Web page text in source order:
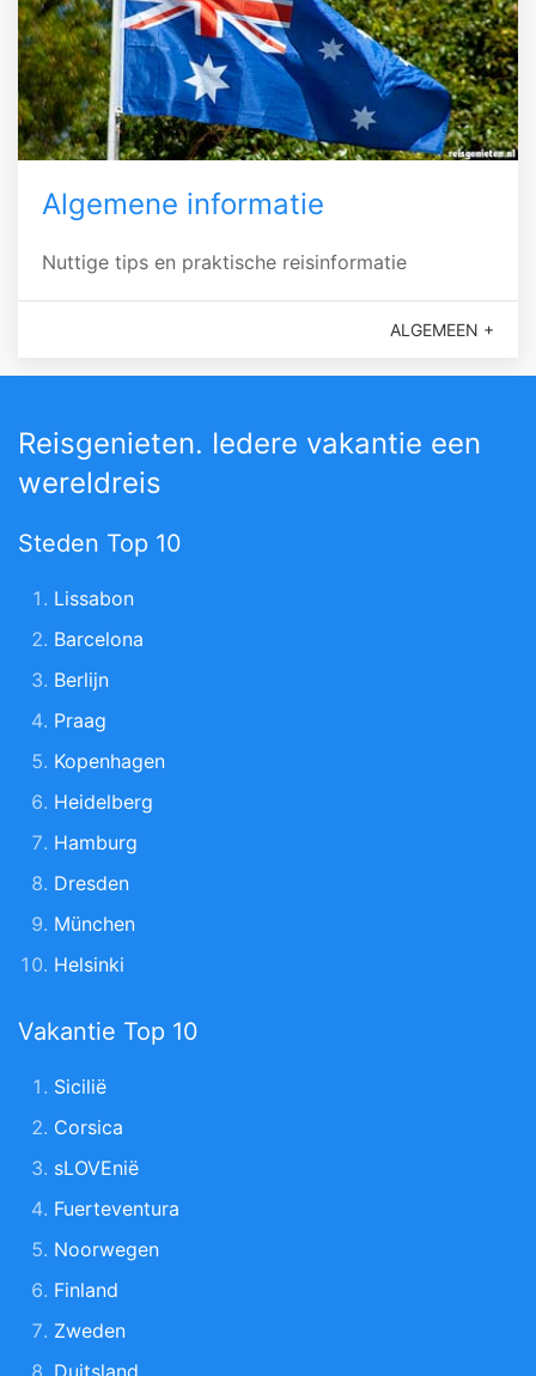
Algemene informatie
Nuttige tips en praktische reisinformatie
ALGEMEEN +
Reisgenieten. Iedere vakantie een
wereldreis
Steden Top 10
Lissabon
Barcelona
Berlijn
Praag
Kopenhagen
Heidelberg
Hamburg
Dresden
München
Helsinki
Vakantie Top 10
Sicilië
Corsica
sLOVEnië
Fuerteventura
Noorwegen
Finland
Zweden